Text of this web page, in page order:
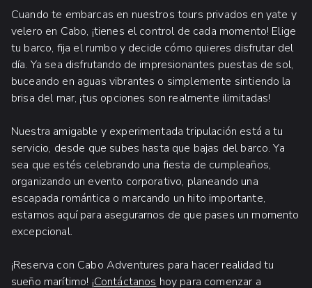
Cuando te embarcas en nuestros tours privados en yate y
velero en Cabo, ¡tienes el control de cada momento! Elige
tu barco, fija el rumbo y decide cómo quieres disfrutar del
día. Ya sea disfrutando de impresionantes puestas de sol,
buceando en aguas vibrantes o simplemente sintiendo la
brisa del mar, ¡tus opciones son realmente ilimitadas!
Nuestra amigable y experimentada tripulación está a tu
servicio, desde que subes hasta que bajas del barco. Ya
sea que estés celebrando una fiesta de cumpleaños,
organizando un evento corporativo, planeando una
escapada romántica o marcando un hito importante,
estamos aquí para asegurarnos de que pases un momento
excepcional.
¡Reserva con Cabo Adventures para hacer realidad tu
sueño marítimo! ¡Contáctanos hoy para comenzar a